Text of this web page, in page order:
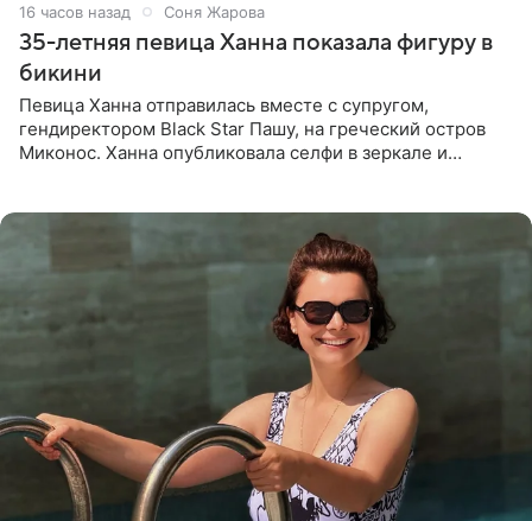
16 часов назад Соня Жарова
35-летняя певица Ханна показала фигуру в
бикини
Певица Ханна отправилась вместе с супругом,
гендиректором Black Star Пашу, на греческий остров
Миконос. Ханна опубликовала селфи в зеркале и